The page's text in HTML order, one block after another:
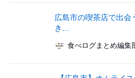
広島市の喫茶店で出会
き...
食べログまとめ編集